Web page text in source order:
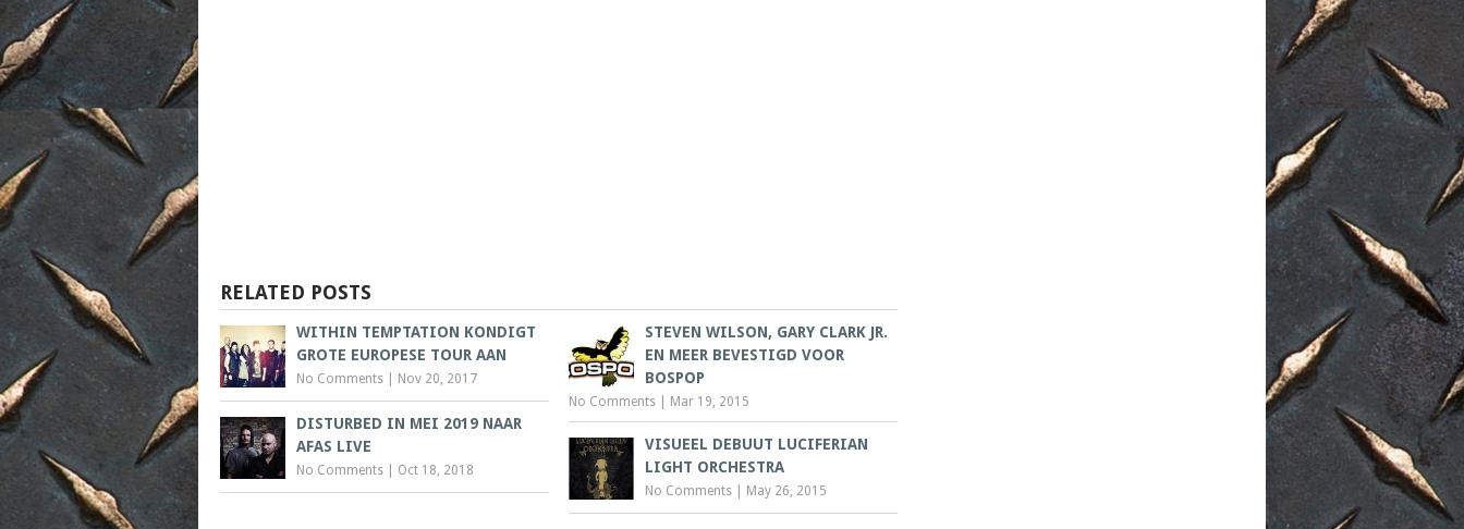
RELATED POSTS
WITHIN TEMPTATION KONDIGT
GROTE EUROPESE TOUR AAN
No Comments Nov 20, 2017
STEVEN WILSON, GARY CLARK JR.
EN MEER BEVESTIGD VOOR
BOSPOP
No Comments Mar 19, 2015
DISTURBED IN MEI 2019 NAAR
AFAS LIVE
No Comments Oct 18, 2018
VISUEEL DEBUUT LUCIFERIAN
LIGHT ORCHESTRA
No Comments May 26, 2015